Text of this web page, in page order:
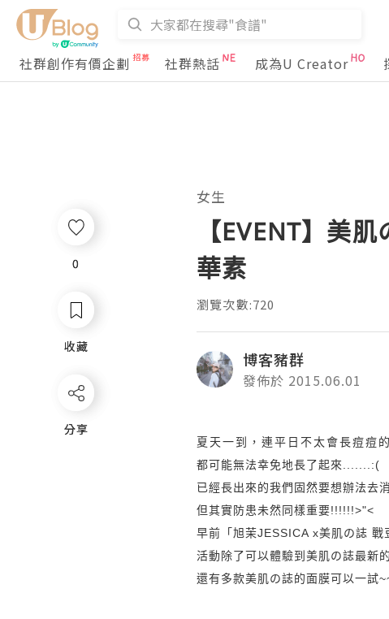
社群創作有價企劃 社群熱話 成為U Creator
0
收藏
分享
女生
【EVENT】美
華素
瀏覽次數:720
博客豬群
發佈於 2015.06.01
夏天一到，連平日不太會長痘痘的
都可能無法幸免地長了起來.......:(
已經長出來的我們固然要想辦法去
但其實防患未然同樣重要!!!!!!>"<
早前「旭茉JESSICA x美肌の誌 戰
活動除了可以體驗到 美肌の誌最新的
還有多款美肌の誌的面膜可以一試
0
收藏
分享